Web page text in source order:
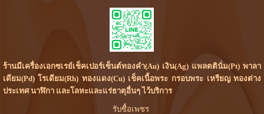
ร้านมีเครื่องเอกซเรย์เช็คเปอร์เซ็นต์ทองคำ(Au) เงิน(Ag) แพลตตินั่ม(Pt) พาลา
เดียม(Pd) โรเดียม(Rh) ทองแดง(Cu) เช็คเนื้อพระ กรอบพระ เหรียญ ทองต่าง
ประเทศ นาฬิกา และโลหะและแร่ธาตุอื่นๆ ไว้บริการ
รับซื้อเพชร